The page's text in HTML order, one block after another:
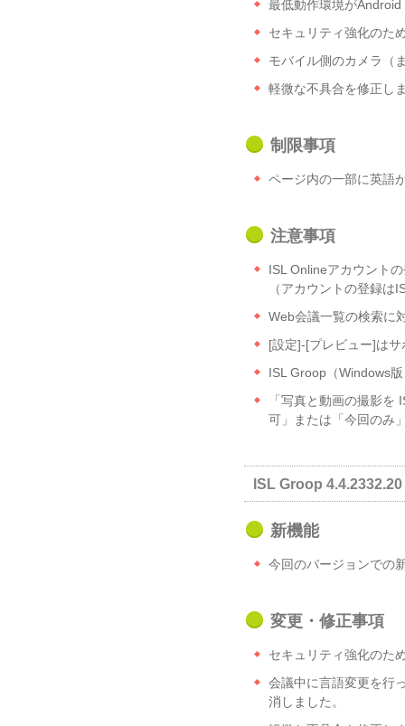
最低動作環境が
セキュリティ強化のた
モバイル側のカメラ（
軽微な不具合を修正し
制限事項
ページ内の一部に英語
注意事項
ISL Onlineアカウント
（アカウントの登録
Web会議一覧の検索に
[設定]-[プレビュー]は
ISL Groop（Windows
「写真と動画の撮影
可」または「今回のみ
ISL Groop
新機能
今回のバージョンでの
変更・修正事項
セキュリティ強化のた
会議中に言語変更を行
消しました。